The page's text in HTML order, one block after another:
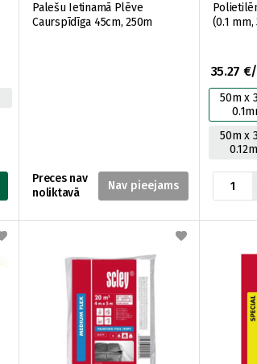
Palešu Ietinamā Plēve
Caurspīdīga 45cm, 250m
Preces nav
noliktavā
(0.1 mm,
35.27
50m x
50m x